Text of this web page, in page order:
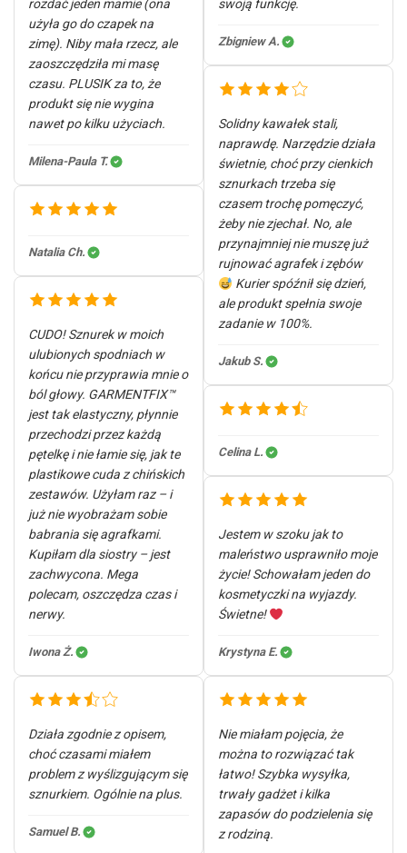
rozdać jeden mamie (ona
użyła go do czapek na
zimę). Niby mała rzecz, ale
zaoszczędziła mi masę
czasu. PLUSIK za to, że
produkt się nie wygina
nawet po kilku użyciach.
Milena-Paula T.
Natalia Ch.
CUDO! Sznurek w moich
ulubionych spodniach w
końcu nie przyprawia mnie o
ból głowy. GARMENTFIX™
jest tak elastyczny, płynnie
przechodzi przez każdą
pętelkę i nie łamie się, jak te
plastikowe cuda z chińskich
zestawów. Użyłam raz – i
już nie wyobrażam sobie
babrania się agrafkami.
Kupiłam dla siostry – jest
zachwycona. Mega
polecam, oszczędza czas i
nerwy.
Iwona Ż.
Działa zgodnie z opisem,
choć czasami miałem
problem z wyślizgującym się
sznurkiem. Ogólnie na plus.
Samuel B.
swoją funkcję.
Zbigniew A.
Solidny kawałek stali,
naprawdę. Narzędzie działa
świetnie, choć przy cienkich
sznurkach trzeba się
czasem trochę pomęczyć,
żeby nie zjechał. No, ale
przynajmniej nie muszę już
rujnować agrafek i zębów
Kurier spóźnił się dzień,
ale produkt spełnia swoje
zadanie w 100%.
Jakub S.
Celina L.
Jestem w szoku jak to
maleństwo usprawniło moje
życie! Schowałam jeden do
kosmetyczki na wyjazdy.
Świetne!
Krystyna E.
Nie miałam pojęcia, że
można to rozwiązać tak
łatwo! Szybka wysyłka,
trwały gadżet i kilka
zapasów do podzielenia się
z rodziną.